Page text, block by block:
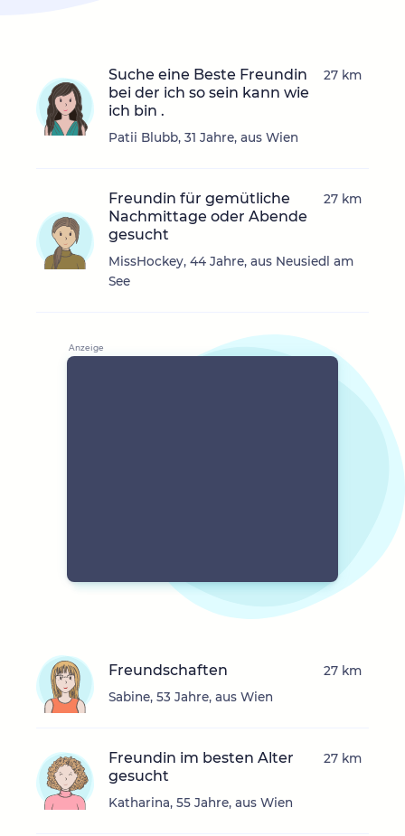
Suche eine Beste Freundin
bei der ich so sein kann wie
ich bin .
Patii Blubb, 31 Jahre, aus Wien
27 km
Freundin für gemütliche
Nachmittage oder Abende
gesucht
MissHockey, 44 Jahre, aus Neusiedl am
See
27 km
Freundschaften
Sabine, 53 Jahre, aus Wien
27 km
Freundin im besten Alter
gesucht
Katharina, 55 Jahre, aus Wien
27 km